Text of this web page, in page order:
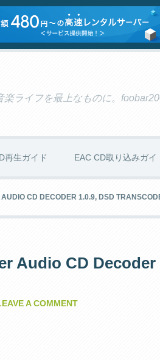
ライフを最上なものに。
再生ガイド EAC CD取り込みガイ
CD DECODER 1.0.9, DSD
Audio CD Decoder
A COMMENT